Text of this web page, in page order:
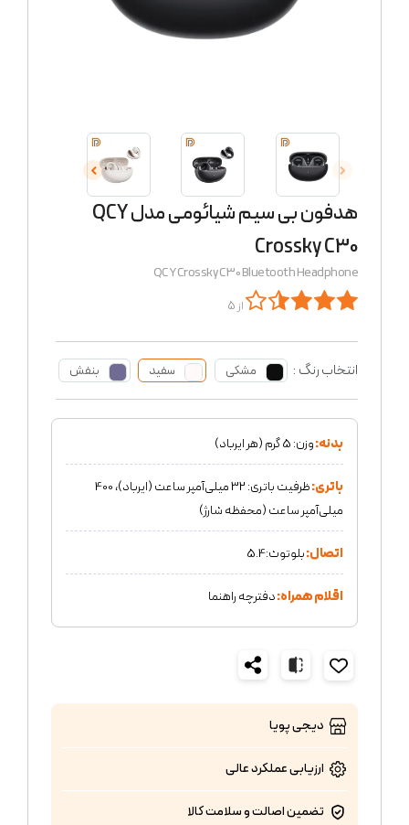
هدفون بی سیم شیائومی مدل QCY
Crossky C30
QCY Crossky C30 Bluetooth Headphone
از 5
انتخاب رنگ : مشکی سفید بنفش
بدنه:وزن: 5 گرم (هر ایرباد)
باتری:
ظرفیت باتری: 32 میلی‌آمپر ساعت (ایرباد)، 400
میلی‌آمپر ساعت (محفظه شارژ)
اتصال:بلوتوث:5.4
اقلام همراه:دفترچه راهنما
دیجی پویا
ارزیابی عملکردعالی
تضمین اصالت و سلامت کالا